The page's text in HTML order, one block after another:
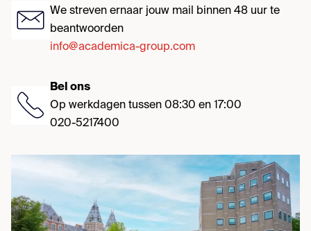
We streven ernaar jouw mail binnen 48 uur te
beantwoorden
info@academica-group.com
Bel ons
Op werkdagen tussen 08:30 en 17:00
020-5217400